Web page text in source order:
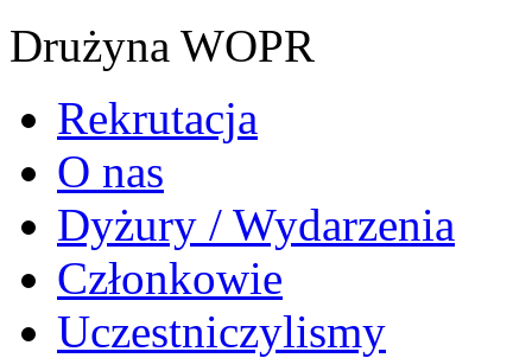
Drużyna WOPR
Rekrutacja
O nas
Dyżury / Wydarzenia
Członkowie
Uczestniczylismy